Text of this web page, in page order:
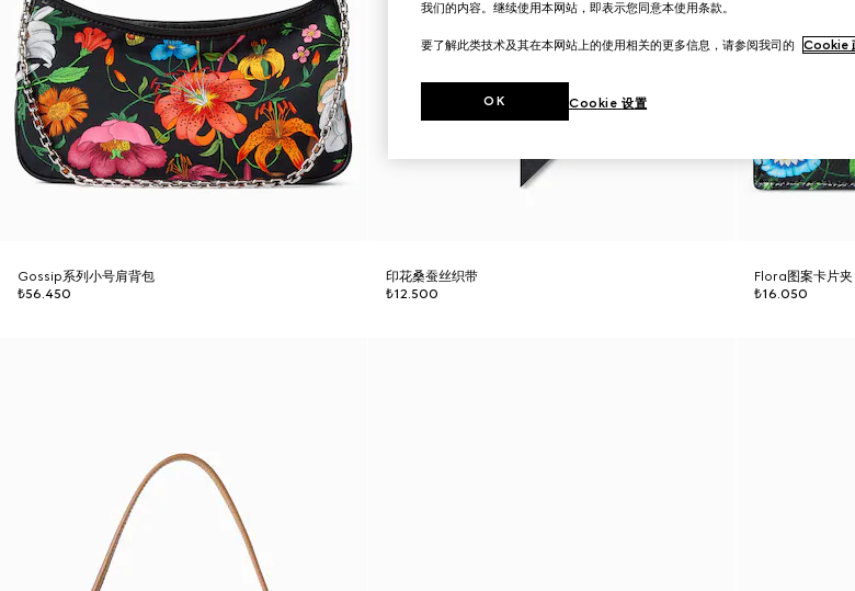
Gossip系列小号肩背包
₺56.450
印花桑蚕丝织带
₺12.500
Flora图案卡片夹
₺16.050
我们的内容。继续使用本网站，即表示您同意本使用条款。
要了解此类技术及其在本网站上的使用相关的更多信息，请参阅我司的 Cookie
Cookie 设置
OK